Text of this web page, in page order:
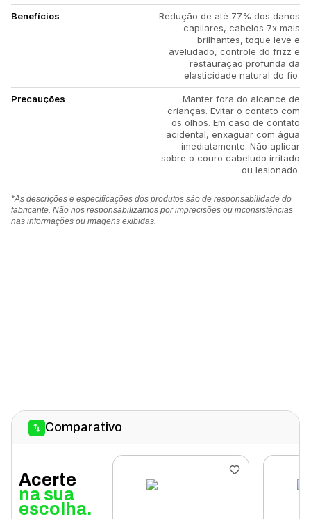
Benefícios
Redução de até 77% dos danos
capilares, cabelos 7x mais
brilhantes, toque leve e
aveludado, controle do frizz e
restauração profunda da
elasticidade natural do fio.
Precauções
Manter fora do alcance de
crianças. Evitar o contato com
os olhos. Em caso de contato
acidental, enxaguar com água
imediatamente. Não aplicar
sobre o couro cabeludo irritado
ou lesionado.
*As descrições e especificações dos produtos são de responsabilidade do
fabricante. Não nos responsabilizamos por imprecisões ou inconsistências
nas informações ou imagens exibidas.
Comparativo
Acerte
na sua
escolha.